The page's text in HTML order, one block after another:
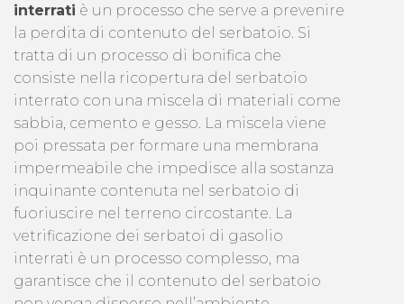
interrati è un processo che serve a prevenire
la perdita di contenuto del serbatoio. Si
tratta di un processo di bonifica che
consiste nella ricopertura del serbatoio
interrato con una miscela di materiali come
sabbia, cemento e gesso. La miscela viene
poi pressata per formare una membrana
impermeabile che impedisce alla sostanza
inquinante contenuta nel serbatoio di
fuoriuscire nel terreno circostante. La
vetrificazione dei serbatoi di gasolio
interrati è un processo complesso, ma
garantisce che il contenuto del serbatoio